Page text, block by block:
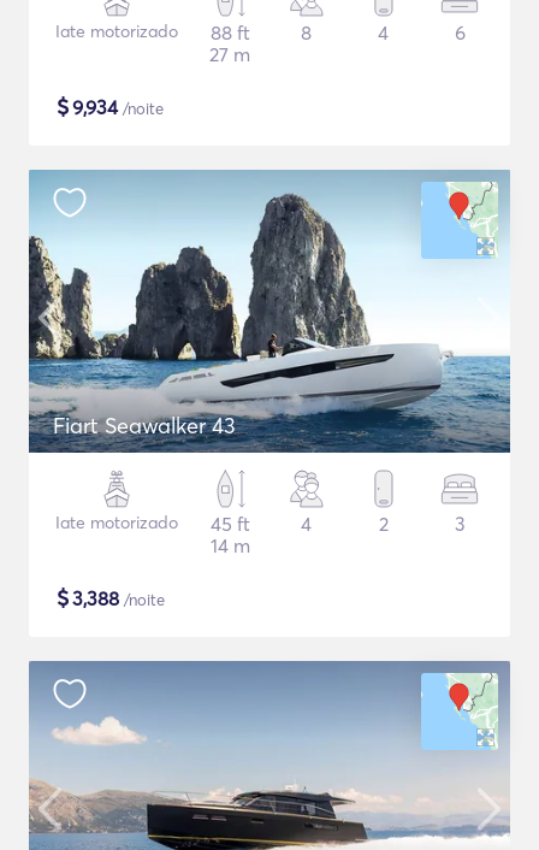
Iate motorizado
88 ft
27 m
8 4 6
$9,934/noite
Fiart Seawalker 43
Iate motorizado
45 ft
14 m
4 2 3
$3,388 /noite